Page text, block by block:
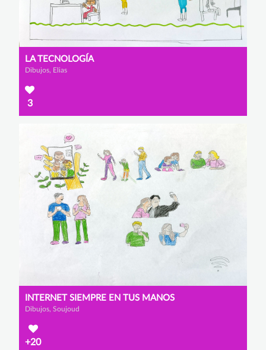
LA TECNOLOGÍA
Dibujos, Elias
3
INTERNET SIEMPRE EN TUS MANOS
Dibujos, Soujoud
+20